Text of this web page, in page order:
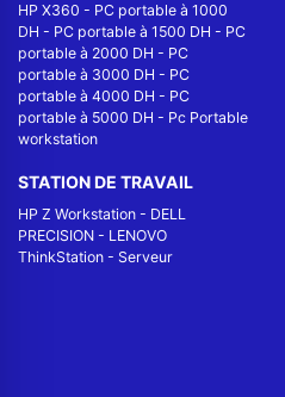
HP X360 - PC portable à 1000
DH - PC portable à 1500 DH - PC
portable à 2000 DH - PC
portable à 3000 DH - PC
portable à 4000 DH - PC
portable à 5000 DH - Pc Portable
workstation
STATION DE TRAVAIL
HP Z Workstation - DELL
PRECISION - LENOVO
ThinkStation - Serveur